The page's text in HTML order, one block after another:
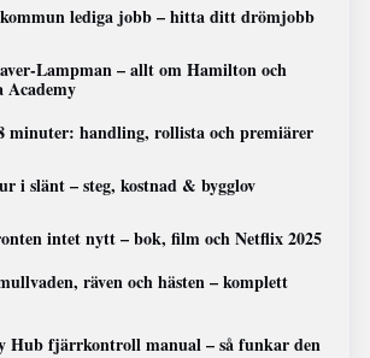
lediga jobb – hitta ditt drömjobb
Lampman – allt om Hamilton och
Academy
minuter: handling, rollista och premiärer
i slänt – steg, kostnad & bygglov
intet nytt – bok, film och Netflix 2025
räven och hästen – komplett
Hub fjärrkontroll manual – så funkar den